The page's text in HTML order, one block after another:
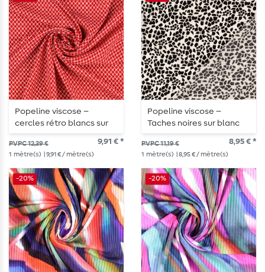
Popeline viscose –
cercles rétro blancs sur
fond rouge
PVPC 12,39 € 9,91 € *
1 mètre(s) | 9,91 € / mètre(s)
Popeline viscose –
Taches noires sur blanc
PVPC 11,19 € 8,95 € *
1 mètre(s) | 8,95 € / mètre(s)
-20% -20%